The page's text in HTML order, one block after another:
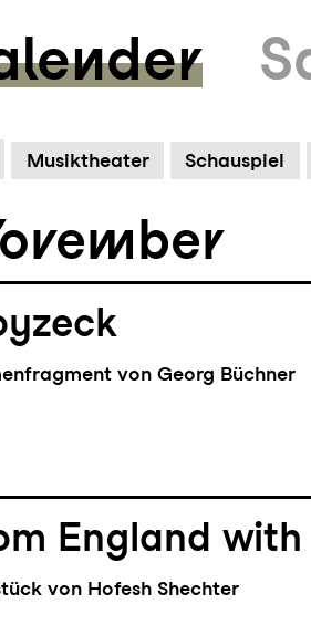
springen
Musiktheater Schauspiel
Tribal Love-Rock Musical
von Georg Büchner
England with
von Hofesh Shechter